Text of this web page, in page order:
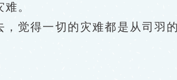
。
觉得一切的灾难都是从司羽